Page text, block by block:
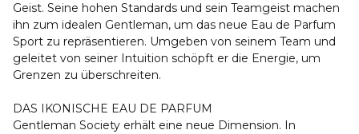
Geist. Seine hohen Standards und sein Teamgeist machen
ihn zum idealen Gentleman, um das neue Eau de Parfum
Sport zu repräsentieren. Umgeben von seinem Team und
geleitet von seiner Intuition schöpft er die Energie, um
Grenzen zu überschreiten.
DAS IKONISCHE EAU DE PARFUM
Gentleman Society erhält eine neue Dimension. In